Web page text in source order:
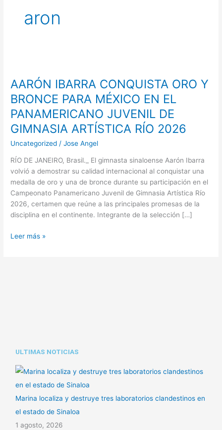
aron
AARÓN IBARRA CONQUISTA ORO Y
BRONCE PARA MÉXICO EN EL
PANAMERICANO JUVENIL DE
GIMNASIA ARTÍSTICA RÍO 2026
Uncategorized /Jose Angel
RÍO DE JANEIRO, Brasil._ El gimnasta sinaloense Aarón Ibarra
volvió a demostrar su calidad internacional al conquistar una
medalla de oro y una de bronce durante su participación en el
Campeonato Panamericano Juvenil de Gimnasia Artística Río
2026, certamen que reúne a las principales promesas de la
disciplina en el continente. Integrante de la selección […]
CONQUISTA
ORO
Y
BRONCE
PARA
EN
EL
PANAMERICANO
JUVENIL
DE
GIMNASIA
ARTÍSTICA
2026
Leer más »
ULTIMAS NOTICIAS
Marina localiza y destruye tres laboratorios clandestinos en
el estado de Sinaloa
1 agosto, 2026